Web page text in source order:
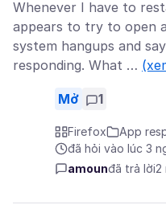
Whenever I have to
appears to try to open
system hangups and
responding. What …
Mở 1
Firefox
App
đã hỏi vào lúc 3
amounđã trả lời2